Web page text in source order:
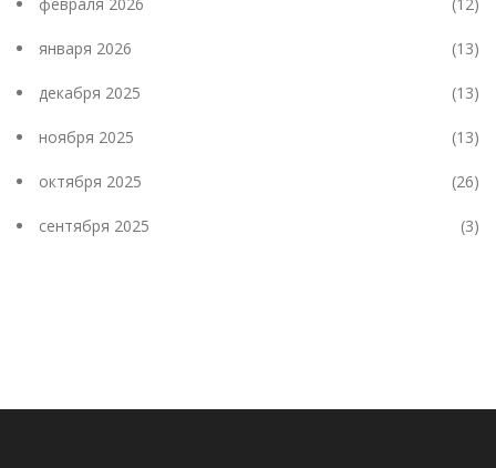
января 2026 (13)
декабря 2025 (13)
ноября 2025 (13)
октября 2025 (26)
сентября 2025 (3)